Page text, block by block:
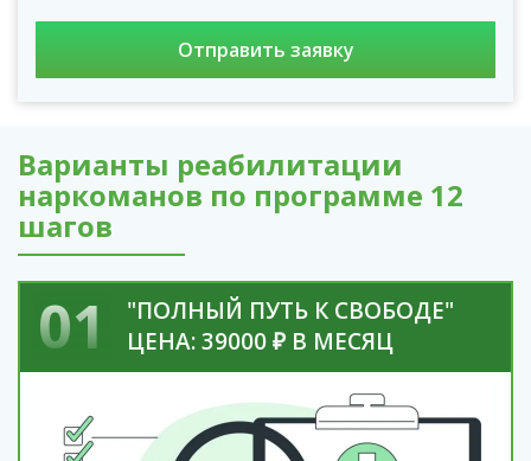
Варианты реабилитации
наркоманов по программе 12
шагов
01
"ПОЛНЫЙ ПУТЬ К СВОБОДЕ"
ЦЕНА: 39000 ₽ В МЕСЯЦ